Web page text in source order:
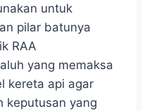
untuk
pilar batunya
RAA
yang memaksa
kereta api agar
keputusan yang